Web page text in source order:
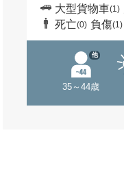
大型貨物車(1)
死亡(0) 負傷(1)
35～44歳
他